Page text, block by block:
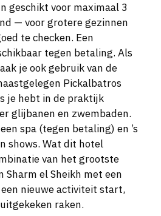
geschikt voor maximaal 3
— voor grotere gezinnen
te checken. Een
tegen betaling. Als
je ook gebruik van de
Pickalbatros
je hebt in de praktijk
glijbanen en zwembaden.
spa (tegen betaling) en ’s
shows. Wat dit hotel
van het grootste
Sharm el Sheikh met een
nieuwe activiteit start,
raken.